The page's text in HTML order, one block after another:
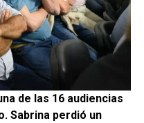
de las 16 audiencias
Sabrina perdió un